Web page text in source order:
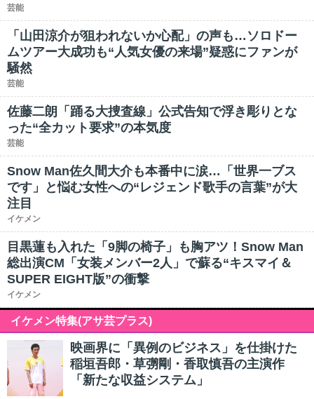
芸能
「山田涼介が狙われないか心配」の声も…ソロドー
ムツアー大成功も“人気女優の来場”疑惑にファンが
騒然
芸能
佐藤二朗「踊る大捜査線」公式告知で浮き彫りとな
った“全カット要求”の本気度
芸能
Snow Man佐久間大介も本番中に涙…「世界一ブス
です」と悩む女性への“レジェンド歌手の言葉”が大
注目
イケメン
目黒蓮も入れた「9脚の椅子」も胸アツ！Snow Man
総出演CM「女装メンバー2人」で蘇る“キスマイ＆
SUPER EIGHT版”の衝撃
イケメン
イケメン特集(アサ芸プラス)
映画界に「異例のビジネス」を仕掛けた
稲垣吾郎・草彅剛・香取慎吾の主演作
「新たな収益システム」